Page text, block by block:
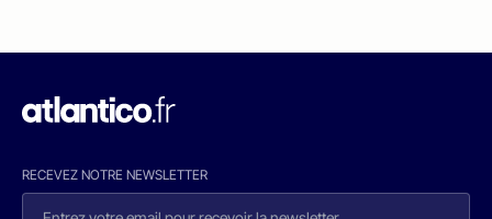
RECEVEZ NOTRE NEWSLETTER